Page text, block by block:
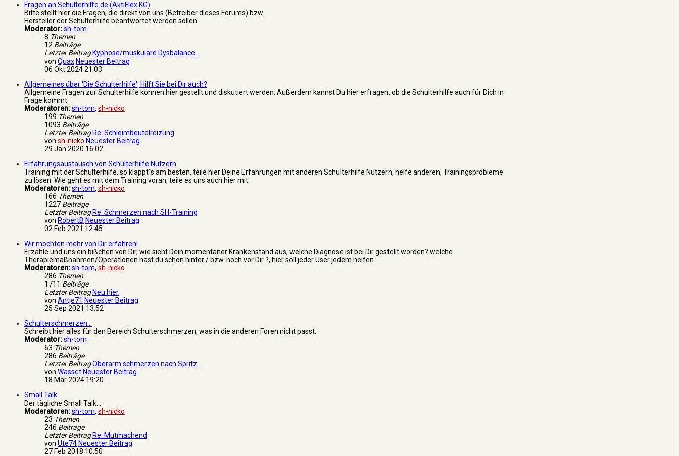
Fragen an Schulterhilfe.de (AktiFlex KG)
Bitte stellt hier die Fragen, die direkt von uns (Betreiber dieses Forums) bzw.
Hersteller der Schulterhilfe beantwortet werden sollen.
Moderator:sh-tom
8 Themen
12 Beiträge
Letzter Beitrag Kyphose/muskuläre Dysbalance …
von Quax Neuester Beitrag
06 Okt 2024 21:03
Allgemeines über 'Die Schulterhilfe', Hilft Sie bei Dir auch?
Allgemeine Fragen zur Schulterhilfe können hier gestellt und diskutiert werden. Außerdem kannst Du hier erfragen, ob die Schulterhilfe auch für Dich in
Frage kommt.
Moderatoren:sh-tom, sh-nicko
199 Themen
1093 Beiträge
Letzter Beitrag Re: Schleimbeutelreizung
von sh-nicko Neuester Beitrag
29 Jan 2020 16:02
Erfahrungsaustausch von Schulterhilfe Nutzern
Training mit der Schulterhilfe, so klappt´s am besten, teile hier Deine Erfahrungen mit anderen Schulterhilfe Nutzern, helfe anderen, Trainingsprobleme
zu lösen. Wie geht es mit dem Training voran, teile es uns auch hier mit.
Moderatoren:sh-tom, sh-nicko
166 Themen
1227 Beiträge
Letzter Beitrag Re: Schmerzen nach SH-Training
von RobertB Neuester Beitrag
02 Feb 2021 12:45
Wir möchten mehr von Dir erfahren!
Erzähle und uns ein bißchen von Dir, wie sieht Dein momentaner Krankenstand aus, welche Diagnose ist bei Dir gestellt worden? welche
Therapiemaßnahmen/Operationen hast du schon hinter / bzw. noch vor Dir ?, hier soll jeder User jedem helfen.
Moderatoren:sh-tom, sh-nicko
286 Themen
1711 Beiträge
Letzter Beitrag Neu hier
von Antje71 Neuester Beitrag
25 Sep 2021 13:52
Schulterschmerzen...
Schreibt hier alles für den Bereich Schulterschmerzen, was in die anderen Foren nicht passt.
Moderator:sh-tom
63 Themen
286 Beiträge
Letzter BeitragOberarm schmerzen nach Spritz…
von Wasset Neuester Beitrag
18 Mär 2024 19:20
Small Talk
Der tägliche Small Talk....
Moderatoren:sh-tom, sh-nicko
23 Themen
246 Beiträge
Letzter Beitrag Re: Mutmachend
von Ute74 Neuester Beitrag
27 Feb 2018 10:50